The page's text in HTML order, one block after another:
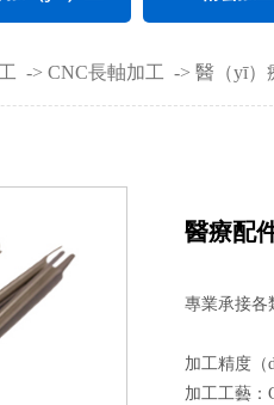
母車床加工
件車床加工
）軸車床加工
精密不鏽鋼件
精密螺絲加工（
-> CNC長軸加工 -> 醫（yī）
醫療配
專業承接各
加工精度（
加工工藝：